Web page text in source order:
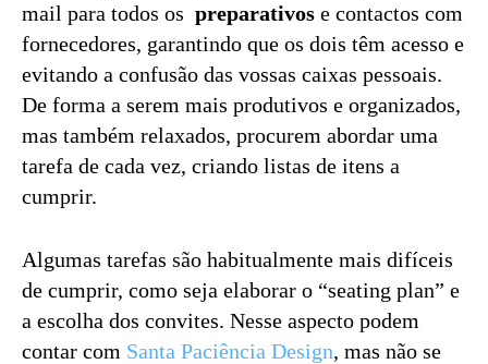
mail para todos os preparativos e contactos com
fornecedores, garantindo que os dois têm acesso e
evitando a confusão das vossas caixas pessoais.
De forma a serem mais produtivos e organizados,
mas também relaxados, procurem abordar uma
tarefa de cada vez, criando listas de itens a
cumprir.
Algumas tarefas são habitualmente mais difíceis
de cumprir, como seja elaborar o “seating plan” e
a escolha dos convites. Nesse aspecto podem
contar com Santa Paciência Design, mas não se